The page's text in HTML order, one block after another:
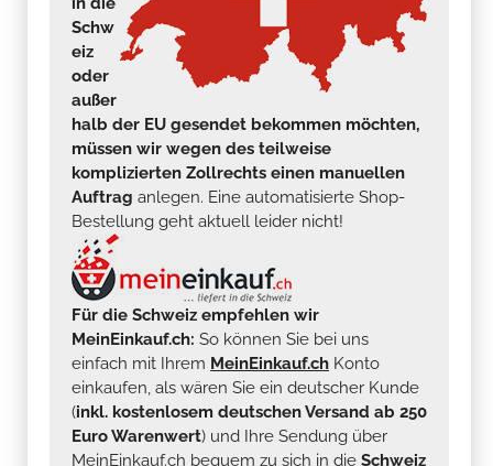
Schw
eiz
oder
außer
halb der EU gesendet bekommen möchten,
müssen wir wegen des teilweise
komplizierten Zollrechts einen manuellen
Auftrag anlegen. Eine automatisierte Shop-
Bestellung geht aktuell leider nicht!
Für die Schweiz empfehlen wir
MeinEinkauf.ch: So können Sie bei uns
einfach mit Ihrem MeinEinkauf.ch Konto
einkaufen, als wären Sie ein deutscher Kunde
(inkl. kostenlosem deutschen Versand ab 250
Euro Warenwert) und Ihre Sendung über
MeinEinkauf.ch bequem zu sich in die Schweiz